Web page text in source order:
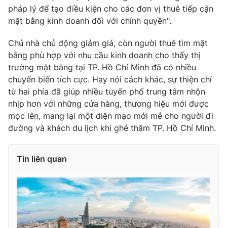
pháp lý để tạo điều kiện cho các đơn vị thuê tiếp cận
mặt bằng kinh doanh đối với chính quyền".
Chủ nhà chủ động giảm giá, còn người thuê tìm mặt
bằng phù hợp với nhu cầu kinh doanh cho thấy thị
trường mặt bằng tại TP. Hồ Chí Minh đã có nhiều
chuyển biến tích cực. Hay nói cách khác, sự thiện chí
từ hai phía đã giúp nhiều tuyến phố trung tâm nhộn
nhịp hơn với những cửa hàng, thương hiệu mới được
mọc lên, mang lại một diện mạo mới mẻ cho người đi
đường và khách du lịch khi ghé thăm TP. Hồ Chí Minh.
Tin liên quan